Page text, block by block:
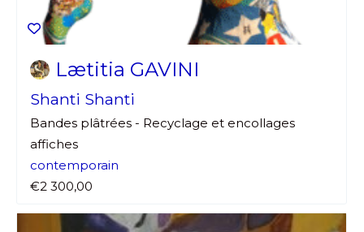
Lætitia GAVINI
Shanti Shanti
Bandes plâtrées - Recyclage et encollages
affiches
contemporain
€2 300,00